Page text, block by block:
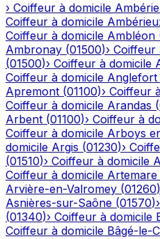
› Coiffeur à domicile
Coiffeur à domicile
Coiffeur à domicile Ambléon
Ambronay (01500)› Coiffeur
(01500)› Coiffeur à domicile
Coiffeur à domicile Anglefort
Apremont (01100)› Coiffeur
Coiffeur à domicile Arandas (
Arbent (01100)› Coiffeur à
Coiffeur à domicile Arboys
domicile Argis (01230)›
(01510)› Coiffeur à domicile
Coiffeur à domicile Artemare
Arvière-en-Valromey (01260)
Asnières-sur-Saône (01570)›
(01340)› Coiffeur à domicile
Coiffeur à domicile Bâgé-le-